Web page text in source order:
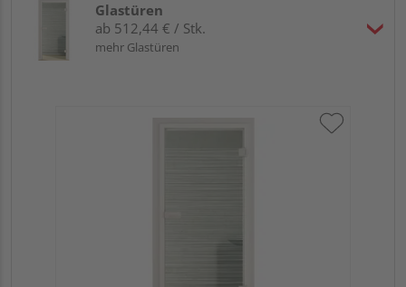
Glastüren
ab 512,44 € / Stk.
mehr Glastüren